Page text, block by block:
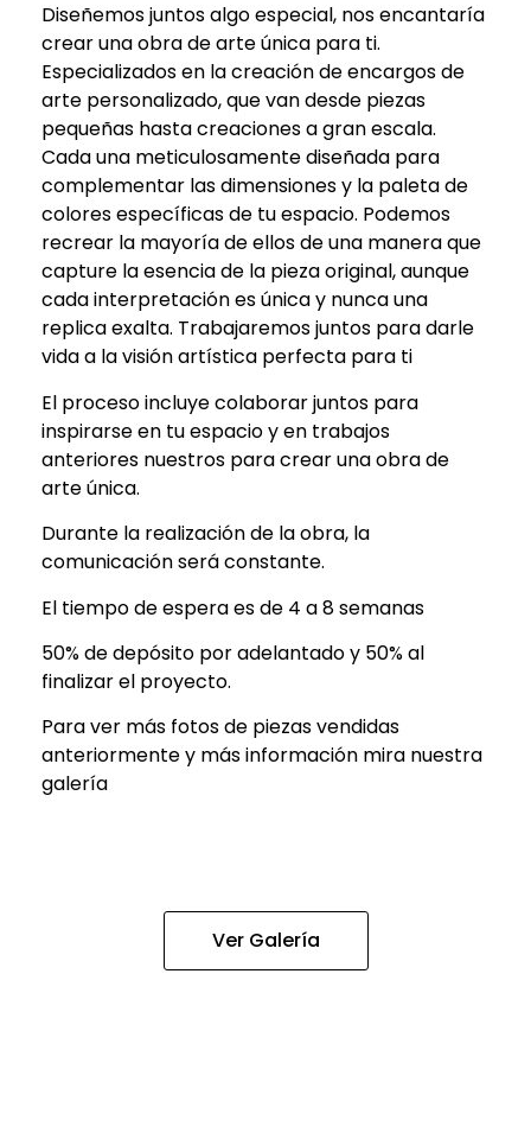
Diseñemos juntos algo especial, nos encantaría
crear una obra de arte única para ti.
Especializados en la creación de encargos de
arte personalizado, que van desde piezas
pequeñas hasta creaciones a gran escala.
Cada una meticulosamente diseñada para
complementar las dimensiones y la paleta de
colores específicas de tu espacio. Podemos
recrear la mayoría de ellos de una manera que
capture la esencia de la pieza original, aunque
cada interpretación es única y nunca una
replica exalta. Trabajaremos juntos para darle
vida a la visión artística perfecta para ti
El proceso incluye colaborar juntos para
inspirarse en tu espacio y en trabajos
anteriores nuestros para crear una obra de
arte única.
Durante la realización de la obra, la
comunicación será constante.
El tiempo de espera es de 4 a 8 semanas
50% de depósito por adelantado y 50% al
finalizar el proyecto.
Para ver más fotos de piezas vendidas
anteriormente y más información mira nuestra
galería
Ver Galería